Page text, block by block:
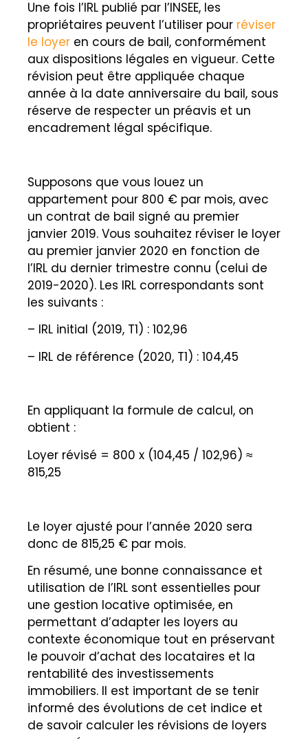
Une fois l’IRL publié par l’INSEE, les
propriétaires peuvent l’utiliser pour réviser
le loyer en cours de bail, conformément
aux dispositions légales en vigueur. Cette
révision peut être appliquée chaque
année à la date anniversaire du bail, sous
réserve de respecter un préavis et un
encadrement légal spécifique.
Supposons que vous louez un
appartement pour 800 € par mois, avec
un contrat de bail signé au premier
janvier 2019. Vous souhaitez réviser le loyer
au premier janvier 2020 en fonction de
l’IRL du dernier trimestre connu (celui de
2019-2020). Les IRL correspondants sont
les suivants :
– IRL initial (2019, T1) : 102,96
– IRL de référence (2020, T1) : 104,45
En appliquant la formule de calcul, on
obtient :
Loyer révisé = 800 x (104,45 / 102,96) ≈
815,25
Le loyer ajusté pour l’année 2020 sera
donc de 815,25 € par mois.
En résumé, une bonne connaissance et
utilisation de l’IRL sont essentielles pour
une gestion locative optimisée, en
permettant d’adapter les loyers au
contexte économique tout en préservant
le pouvoir d’achat des locataires et la
rentabilité des investissements
immobiliers. Il est important de se tenir
informé des évolutions de cet indice et
de savoir calculer les révisions de loyers